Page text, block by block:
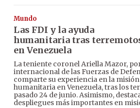
Mundo
Las FDI y la ayuda
humanitaria tras
en Venezuela
La teniente coronel Ariella Mazor,
internacional de las Fuerzas de
comparte su experiencia en la
humanitaria en Venezuela, tras los
pasado 24 de junio. Asimismo,
despliegues más importantes en